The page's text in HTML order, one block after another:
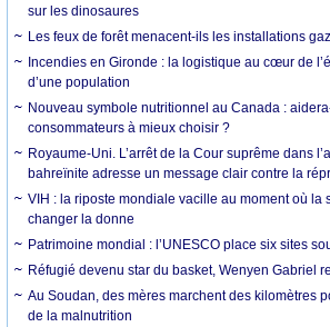
sur les dinosaures
Les feux de forêt menacent-ils les installations
Incendies en Gironde : la logistique au cœur de
d’une population
Nouveau symbole nutritionnel au Canada :
consommateurs à mieux choisir ?
Royaume-Uni. L’arrêt de la Cour suprême dans
bahreïnite adresse un message clair contre la
VIH : la riposte mondiale vacille au moment où la
changer la donne
Patrimoine mondial : l’UNESCO place six sites
Réfugié devenu star du basket, Wenyen Gabriel
Au Soudan, des mères marchent des kilomètres
de la malnutrition